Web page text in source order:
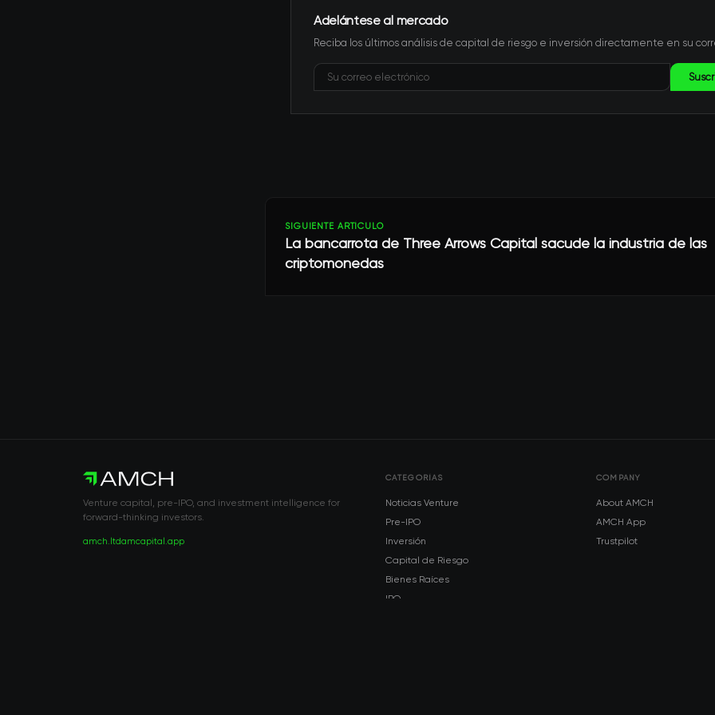
Adelántese al mercado
Reciba los últimos análisis de capital de riesgo e inversión directamente en su
SIGUIENTE ARTÍCULO
La bancarrota de Three Arrows Capital sacude la industria de las
criptomonedas
Venture capital, pre-IPO, and investment intelligence for
forward-thinking investors.
amch.ltdamcapital.app
CATEGORÍAS
Noticias Venture
Pre-IPO
Inversión
Capital de Riesgo
Bienes Raíces
IPO
COMPANY
About AMCH
AMCH App
Trustpilot